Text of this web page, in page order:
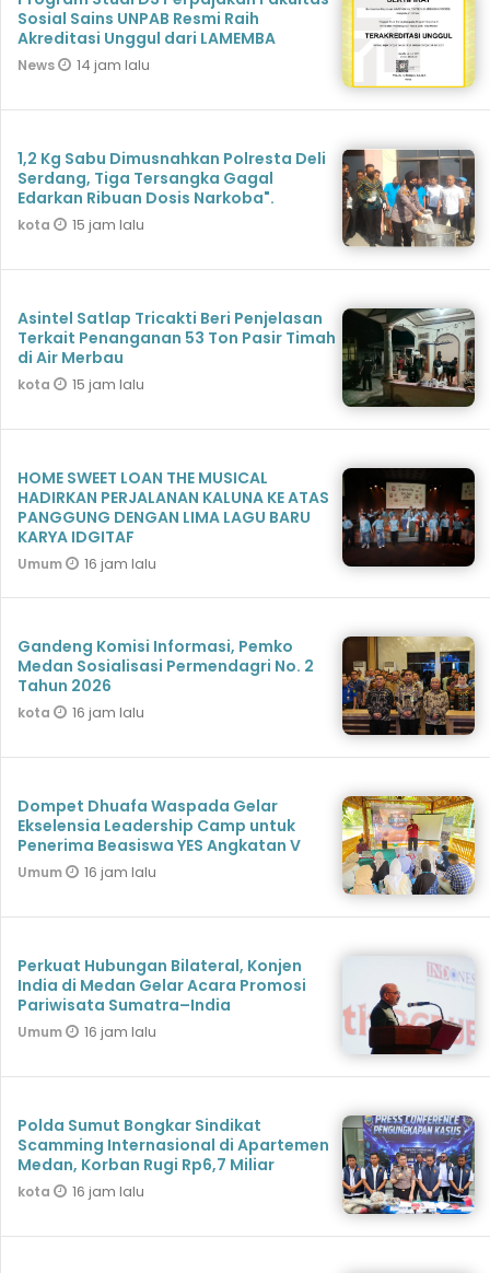
Sosial Sains UNPAB Resmi Raih
Akreditasi Unggul dari LAMEMBA
News 14 jam lalu
1,2 Kg Sabu Dimusnahkan Polresta Deli
Serdang, Tiga Tersangka Gagal
Edarkan Ribuan Dosis Narkoba".
kota 15 jam lalu
Asintel Satlap Tricakti Beri Penjelasan
Terkait Penanganan 53 Ton Pasir Timah
di Air Merbau
kota 15 jam lalu
HOME SWEET LOAN THE MUSICAL
HADIRKAN PERJALANAN KALUNA KE ATAS
PANGGUNG DENGAN LIMA LAGU BARU
KARYA IDGITAF
Umum 16 jam lalu
Gandeng Komisi Informasi, Pemko
Medan Sosialisasi Permendagri No. 2
Tahun 2026
kota 16 jam lalu
Dompet Dhuafa Waspada Gelar
Ekselensia Leadership Camp untuk
Penerima Beasiswa YES Angkatan V
Umum 16 jam lalu
Perkuat Hubungan Bilateral, Konjen
India di Medan Gelar Acara Promosi
Pariwisata Sumatra–India
Umum 16 jam lalu
Polda Sumut Bongkar Sindikat
Scamming Internasional di Apartemen
Medan, Korban Rugi Rp6,7 Miliar
kota 16 jam lalu